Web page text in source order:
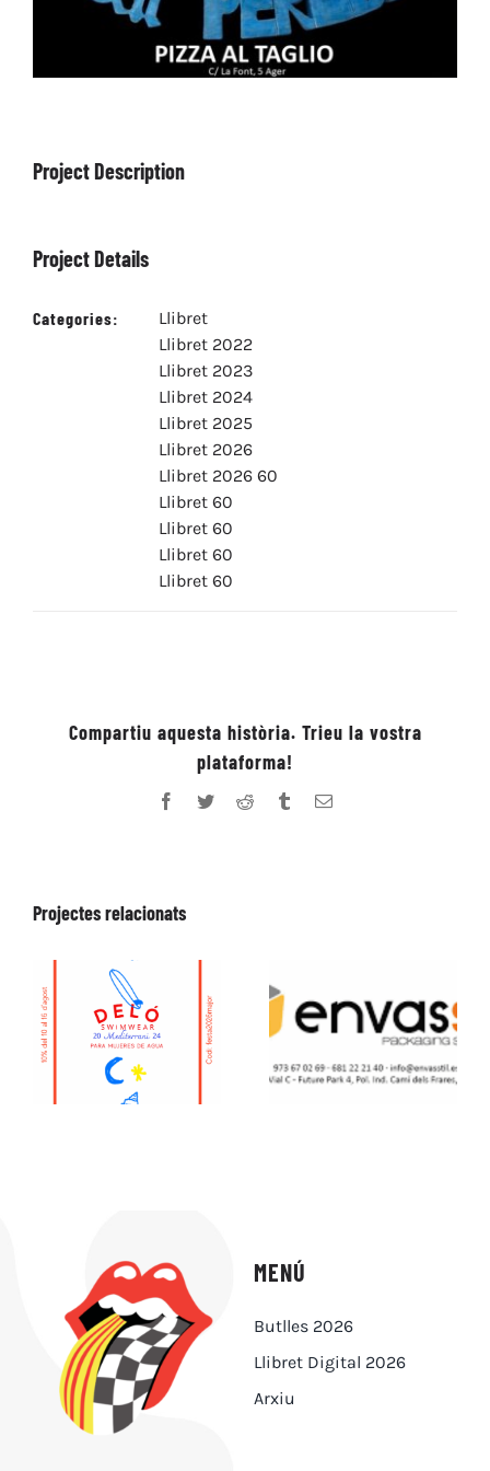
Project Description
Project Details
Categories:
Llibret
Llibret 2022
Llibret 2023
Llibret 2024
Llibret 2025
Llibret 2026
Llibret 2026 60
Llibret 60
Llibret 60
Llibret 60
Llibret 60
Compartiu aquesta història. Trieu la vostra
plataforma!
Facebook
TwitterReddit TumblrEmail:
Projectes relacionats
MENÚ
Butlles 2026
Llibret Digital 2026
Arxiu